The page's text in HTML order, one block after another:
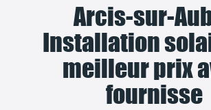
Arcis-sur-
Installation
meilleur prix
fournisse